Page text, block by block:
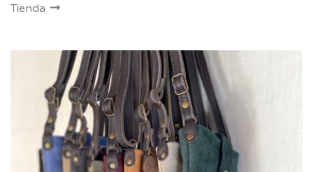
Tienda